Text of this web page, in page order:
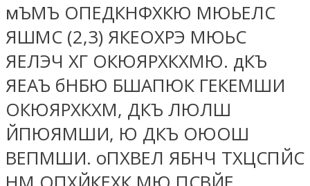
мЪМЪ ОПЕДКНФХКЮ МЮЬЕЛС
ЯШМС (2,3) ЯКЕОХРЭ МЮЬС
ЯЕЛЭЧ ХГ ОКЮЯРХКХМЮ. дКЪ
ЯЕАЪ бНБЮ БШАПЮК ГЕКЕМШИ
ОКЮЯРХКХМ, ДКЪ ЛЮЛШ
ЙПЮЯМШИ, Ю ДКЪ ОЮОШ
ВЕПМШИ. оПХВЕЛ ЯБНЧ ТХЦСПЙС